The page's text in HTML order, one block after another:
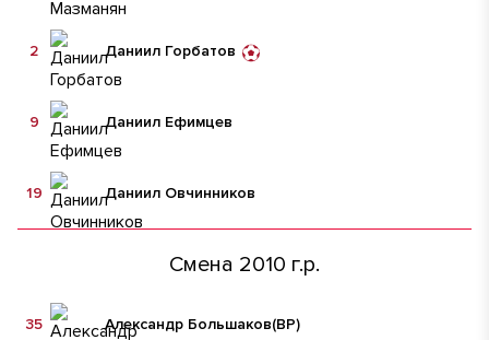
Даниил Горбатов
2
Даниил Ефимцев
9
Даниил Овчинников
19
Смена 2010 г.р.
Александр Большаков(ВР)
35